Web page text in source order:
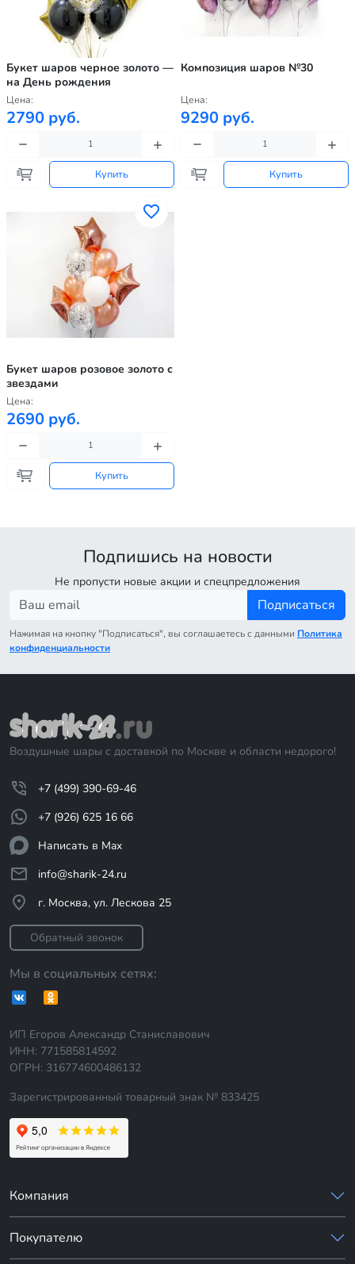
Букет шаров черное золото —
на День рождения
Цена:
2790 руб.
Купить
Композиция шаров №30
Цена:
9290 руб.
Купить
Букет шаров розовое золото с
звездами
Цена:
2690 руб.
Купить
Подпишись на новости
Не пропусти новые акции и спецпредложения
Подписаться
Нажимая на кнопку "Подписаться", вы соглашаетесь с данными Политика
конфиденциальности
Воздушные шары с доставкой по Москве и области недорого!
+7 (499) 390-69-46
+7 (926) 625 16 66
Написать в Max
info@sharik-24.ru
г. Москва, ул. Лескова 25
Обратный звонок
Мы в социальных сетях:
ИП Егоров Александр Станиславович
ИНН: 771585814592
ОГРН: 316774600486132
Зарегистрированный товарный знак № 833425
Компания
Покупателю